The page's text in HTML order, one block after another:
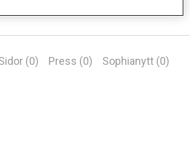
(0) Press (0) Sophianytt (0)